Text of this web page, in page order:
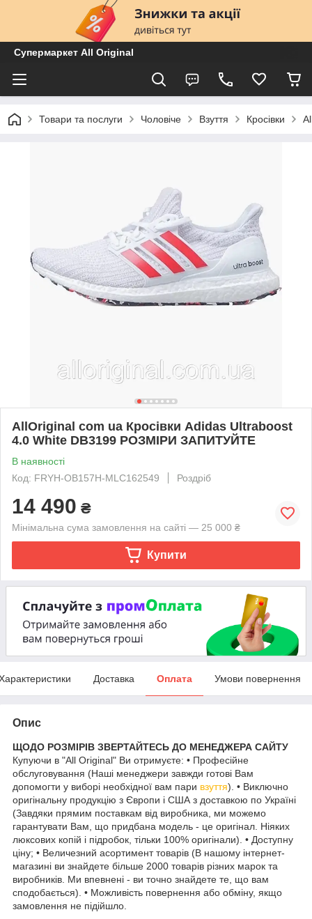
Супермаркет All Original
Товари та послуги Чоловіче Взуття Кросівки
AllOriginal com ua Кросівки Adidas Ultraboost
4.0 White DB3199 РОЗМІРИ ЗАПИТУЙТЕ
В наявності
Код: FRYH-OB157H-MLC162549
Роздріб
14 490 ₴
Мінімальна сума замовлення на сайті — 25 000 ₴
Купити
Доставка Оплата Умови повернення
Опис
ЩОДО РОЗМІРІВ ЗВЕРТАЙТЕСЬ ДО МЕНЕДЖЕРА САЙТУ
Купуючи в "All Original" Ви отримуєте: • Професійне
обслуговування (Наші менеджери завжди готові Вам
допомогти у виборі необхідної вам пари взуття). • Виключно
оригінальну продукцію з Європи і США з доставкою по Україні
(Завдяки прямим поставкам від виробника, ми можемо
гарантувати Вам, що придбана модель - це оригінал. Ніяких
люксових копій і підробок, тільки 100% оригінали). • Доступну
ціну; • Величезний асортимент товарів (В нашому інтернет-
магазині ви знайдете більше 2000 товарів різних марок та
виробників. Ми впевнені - ви точно знайдете те, що вам
сподобається). • Можливість повернення або обміну, якщо
замовлення не підійшло.